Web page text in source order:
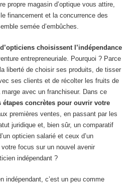
propre magasin d’optique vous attire,
financement et la concurrence des
semée d’embûches.
choisissent l’indépendance
entrepreneuriale. Pourquoi ? Parce
liberté de choisir ses produits, de tisser
ses clients et de récolter les fruits de
avec un franchiseur. Dans ce
étapes concrètes pour ouvrir votre
premières ventes, en passant par les
juridique et, bien sûr, un comparatif
opticien salarié et ceux d’un
focus sur un nouvel avenir
indépendant ?
indépendant, c’est un peu comme